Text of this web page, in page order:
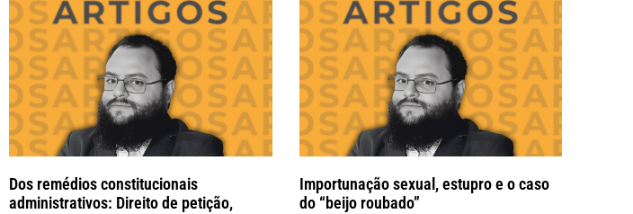
Dos remédios constitucionais
administrativos: Direito de petição,
Importunação sexual, estupro e o caso
do “beijo roubado”